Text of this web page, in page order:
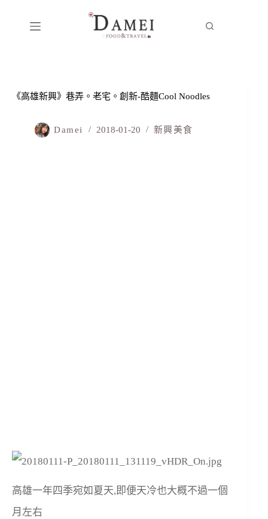
《高雄新興》巷弄。老宅。創新-酷麵Cool Noodles
Damei 2018-01-20 新興美食
高雄一年四季宛如夏天,即便天冷也大概不過一個
月左右